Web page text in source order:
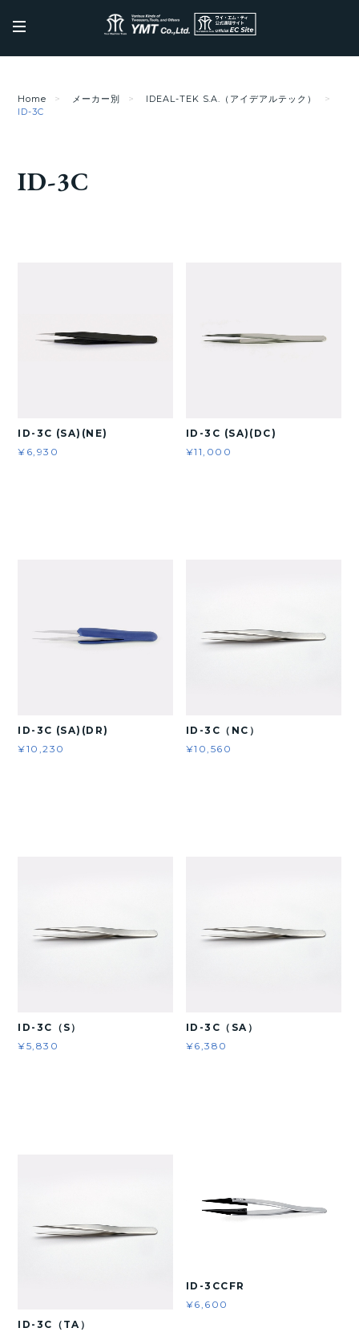
Home メーカー別
IDEAL-TEK S.A.（アイデアルテック）
ID-3C
ID-3C
ID-3C (SA)(NE)
¥6,930
ID-3C (SA)(DC)
¥11,000
ID-3C (SA)(DR)
¥10,230
ID-3C（NC）
¥10,560
ID-3C（S）
¥5,830
ID-3C（SA）
¥6,380
ID-3C（TA）
ID-3CCFR
¥6,600